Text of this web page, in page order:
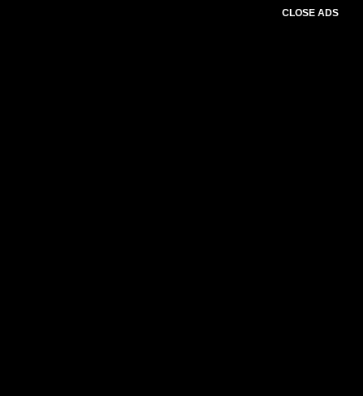
CLOSE ADS